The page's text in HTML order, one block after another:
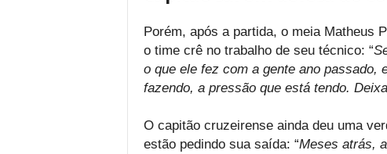
Porém, após a partida, o meia Matheus
o time crê no trabalho de seu técnico: “
o que ele fez com a gente ano passado,
fazendo, a pressão que está tendo.
O capitão cruzeirense ainda deu uma
estão pedindo sua saída: “Meses atrás,